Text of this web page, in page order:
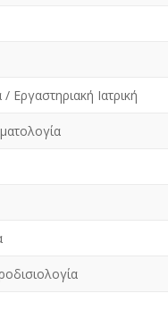
Εργαστηριακή Ιατρική